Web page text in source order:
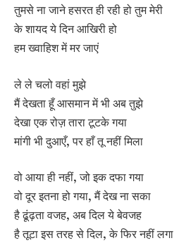
तुमसे ना जाने हसरत ही रही हो तुम मेरी
के शायद ये दिन आखिरी हो
हम ख्वाहिश में मर जाएं
ले ले चलो वहां मुझे
मैं देखता हूँ आसमान में भी अब तुझे
देखा एक रोज़ तारा टूटके गया
मांगी भी दुआएँ, पर हाँ तू नहीं मिला
वो आया ही नहीं, जो इक दफा गया
वो दूर इतना हो गया, मैं देख ना सका
है ढूंढ़ता वजह, अब दिल ये बेवजह
है तूटा इस तरह से दिल, के फिर नहीं लगा